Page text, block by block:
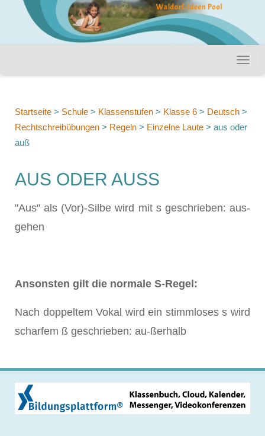
Startseite > Schule > Klassenstufen > Klasse 6 > Deutsch >
Rechtschreibübungen > Regeln > Einzelne Laute > aus oder
auß
AUS ODER AUSS
"Aus" als (Vor)-Silbe wird mit s geschrieben: aus-
gehen
Ansonsten gilt die normale S-Regel:
Nach doppeltem Vokal wird ein stimmloses s wird
scharfem ß geschrieben: au-ßerhalb